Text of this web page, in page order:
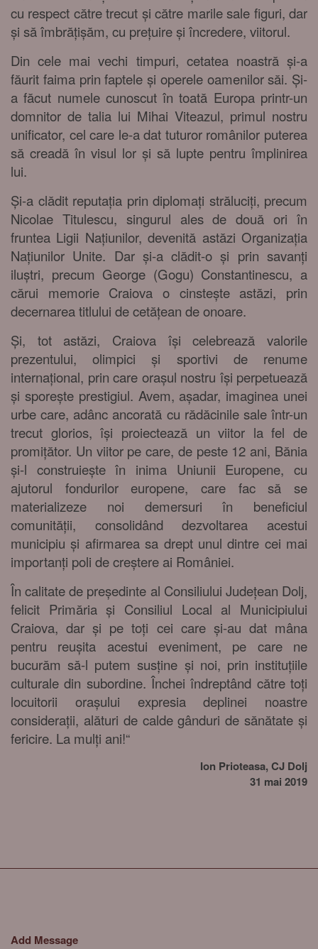
cu respect către trecut și către marile sale figuri, dar
și să îmbrățișăm, cu prețuire și încredere, viitorul.
Din cele mai vechi timpuri, cetatea noastră și-a
făurit faima prin faptele și operele oamenilor săi. Și-
a făcut numele cunoscut în toată Europa printr-un
domnitor de talia lui Mihai Viteazul, primul nostru
unificator, cel care le-a dat tuturor românilor puterea
să creadă în visul lor și să lupte pentru împlinirea
lui.
Și-a clădit reputația prin diplomați străluciți, precum
Nicolae Titulescu, singurul ales de două ori în
fruntea Ligii Națiunilor, devenită astăzi Organizația
Națiunilor Unite. Dar și-a clădit-o și prin savanți
iluștri, precum George (Gogu) Constantinescu, a
cărui memorie Craiova o cinstește astăzi, prin
decernarea titlului de cetățean de onoare.
Și, tot astăzi, Craiova își celebrează valorile
prezentului, olimpici și sportivi de renume
internațional, prin care orașul nostru își perpetuează
și sporește prestigiul. Avem, așadar, imaginea unei
urbe care, adânc ancorată cu rădăcinile sale într-un
trecut glorios, își proiectează un viitor la fel de
promițător. Un viitor pe care, de peste 12 ani, Bănia
și-l construiește în inima Uniunii Europene, cu
ajutorul fondurilor europene, care fac să se
materializeze noi demersuri în beneficiul
comunității, consolidând dezvoltarea acestui
municipiu și afirmarea sa drept unul dintre cei mai
importanți poli de creștere ai României.
În calitate de președinte al Consiliului Județean Dolj,
felicit Primăria și Consiliul Local al Municipiului
Craiova, dar și pe toți cei care și-au dat mâna
pentru reușita acestui eveniment, pe care ne
bucurăm să-l putem susține și noi, prin instituțiile
culturale din subordine. Închei îndreptând către toți
locuitorii orașului expresia deplinei noastre
considerații, alături de calde gânduri de sănătate și
fericire. La mulți ani!“
Ion Prioteasa, CJ Dolj
31 mai 2019
Add Message